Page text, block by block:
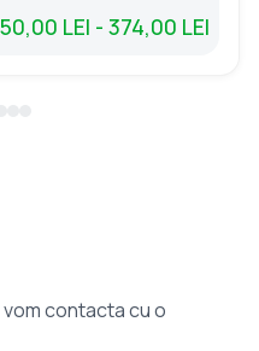
LEI - 374,00 LEI
contacta cu o